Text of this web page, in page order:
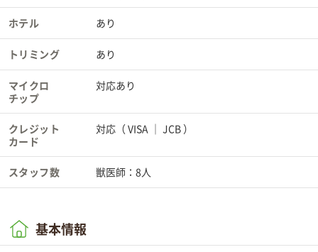
ホテル あり
トリミング あり
マイクロ
チップ
対応あり
クレジット
カード
対応（VISA JCB）
スタッフ数 獣医師：8人
基本情報